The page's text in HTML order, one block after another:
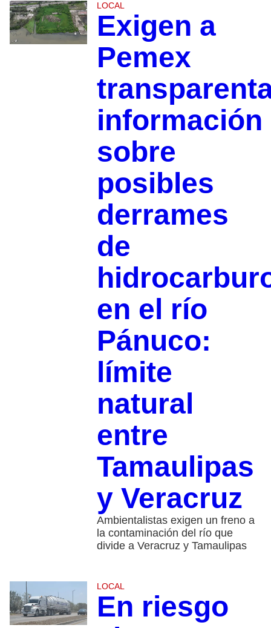
LOCAL
Exigen a
Pemex
información
sobre
posibles
derrames
de
en el río
Pánuco:
límite
natural
entre
Tamaulipas
y Veracruz
Ambientalistas exigen un freno a
la contaminación del río que
divide a Veracruz y Tamaulipas
LOCAL
En riesgo